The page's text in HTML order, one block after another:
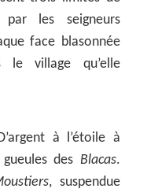
les seigneurs
face blasonnée
village qu’elle
à l’étoile à
des Blacas.
, suspendue